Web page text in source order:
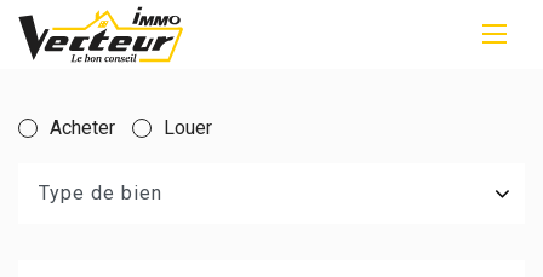
Acheter Louer
Type de bien